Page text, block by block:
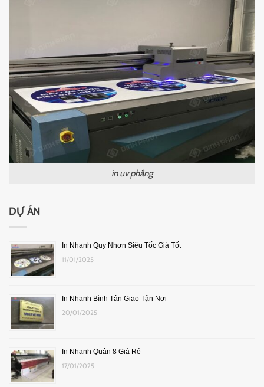
in uv phẳng
DỰ ÁN
In Nhanh Quy Nhơn Siêu Tốc Giá Tốt
11/01/2025
In Nhanh Bình Tân Giao Tận Nơi
20/01/2025
In Nhanh Quận 8 Giá Rẻ
17/01/2025